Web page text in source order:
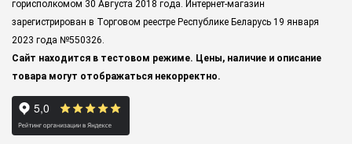
горисполкомом 30 Августа 2018 года. Интернет-магазин
зарегистрирован в Торговом реестре Республике Беларусь 19 января
2023 года №550326.
Сайт находится в тестовом режиме. Цены, наличие и описание
товара могут отображаться некорректно.